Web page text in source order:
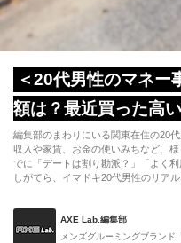
＜20代男性のマネー
額は？最近買った高
編集部のまわりにいる関東在住の20
収入や家賃、お金の使いみちなど、
でに「デートは割り勘派？」「よく
しがてら、イマドキ20代男性のリア
AXE Lab.編集部
メンズグルーミングブラン